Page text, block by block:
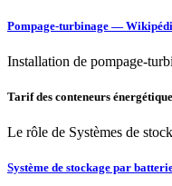
Pompage-turbinage —
Installation de pompage-
Tarif des conteneurs
Le rôle de Systèmes de
Système de stockage par